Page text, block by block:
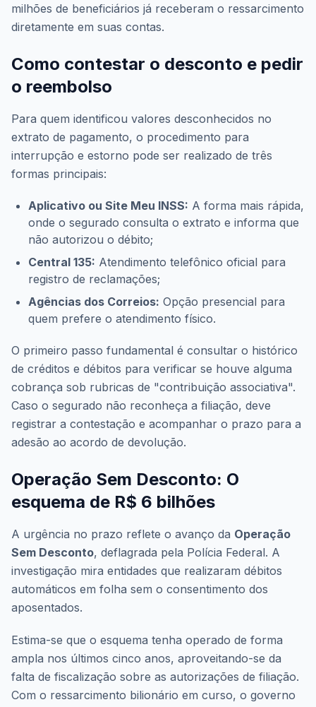
milhões de beneficiários já receberam o ressarcimento
diretamente em suas contas.
Como contestar o desconto e pedir
o reembolso
Para quem identificou valores desconhecidos no
extrato de pagamento, o procedimento para
interrupção e estorno pode ser realizado de três
formas principais:
Aplicativo ou Site Meu INSS: A forma mais rápida,
onde o segurado consulta o extrato e informa que
não autorizou o débito;
Central 135: Atendimento telefônico oficial para
registro de reclamações;
Agências dos Correios: Opção presencial para
quem prefere o atendimento físico.
O primeiro passo fundamental é consultar o histórico
de créditos e débitos para verificar se houve alguma
cobrança sob rubricas de "contribuição associativa".
Caso o segurado não reconheça a filiação, deve
registrar a contestação e acompanhar o prazo para a
adesão ao acordo de devolução.
Operação Sem Desconto: O
esquema de R$ 6 bilhões
A urgência no prazo reflete o avanço da Operação
Sem Desconto, deflagrada pela Polícia Federal. A
investigação mira entidades que realizaram débitos
automáticos em folha sem o consentimento dos
aposentados.
Estima-se que o esquema tenha operado de forma
ampla nos últimos cinco anos, aproveitando-se da
falta de fiscalização sobre as autorizações de filiação.
Com o ressarcimento bilionário em curso, o governo